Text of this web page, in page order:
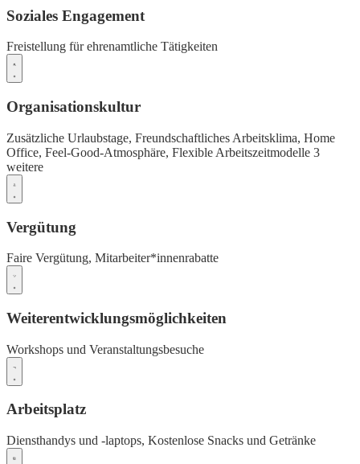
Soziales Engagement
Freistellung für ehrenamtliche Tätigkeiten
Organisationskultur
Zusätzliche Urlaubstage, Freundschaftliches Arbeitsklima, Home
Office, Feel-Good-Atmosphäre, Flexible Arbeitszeitmodelle 3
weitere
Vergütung
Faire Vergütung, Mitarbeiter*innenrabatte
Weiterentwicklungsmöglichkeiten
Workshops und Veranstaltungsbesuche
Arbeitsplatz
Diensthandys und -laptops, Kostenlose Snacks und Getränke